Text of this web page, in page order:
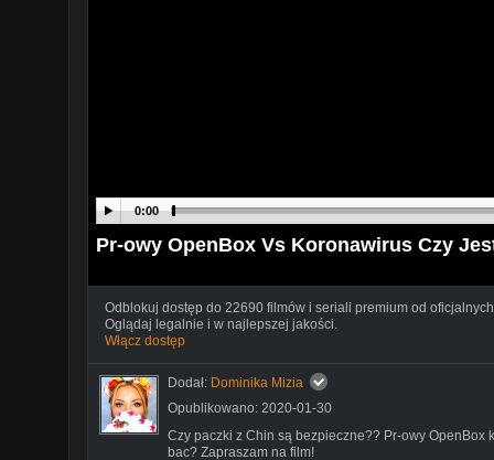
0:00
Pr-owy OpenBox Vs Koronawirus Czy
Odblokuj dostęp do 22690 filmów i seriali premium od
Oglądaj legalnie i w najlepszej jakości.
Włącz dostęp
Dodał: Dominika Mizia
Opublikowano: 2020-01-30
Czy paczki z Chin są bezpieczne?? Pr-owy OpenBox
bac? Zapraszam na film!